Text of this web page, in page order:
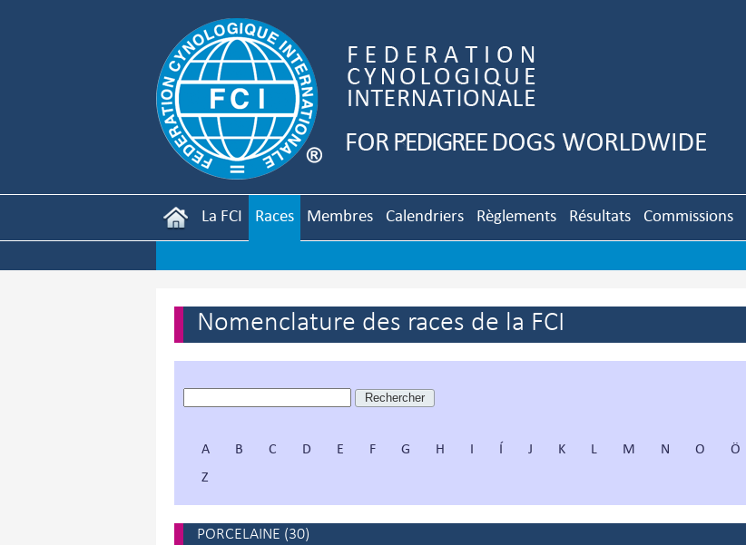
La FCI Races Membres Calendriers Règlements Résultats Commissions
Nomenclature des races de la FCI
A B C D E F G H I Í J K L M N O Ö
Z
PORCELAINE (30)